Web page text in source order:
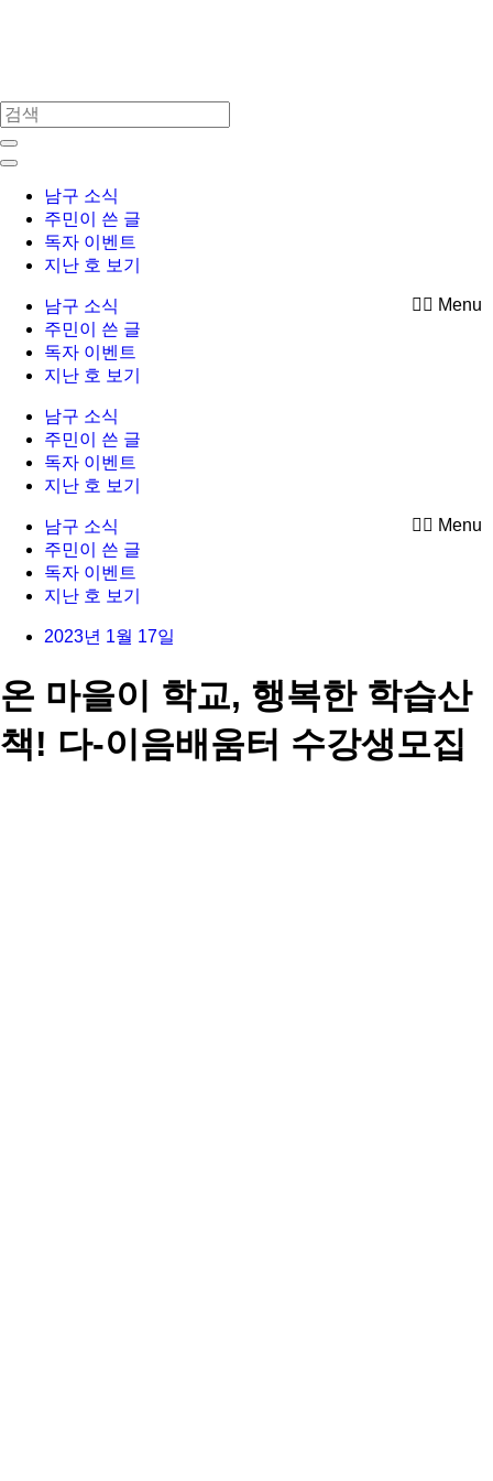
남구 소식
주민이 쓴 글
독자 이벤트
지난 호 보기
Menu
남구 소식
주민이 쓴 글
독자 이벤트
지난 호 보기
남구 소식
주민이 쓴 글
독자 이벤트
지난 호 보기
Menu
남구 소식
주민이 쓴 글
독자 이벤트
지난 호 보기
2023년 1월 17일
온 마을이 학교, 행복한 학습산
책! 다-이음배움터 수강생모집